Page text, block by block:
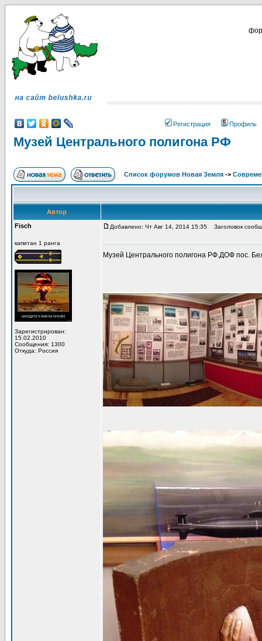
Регистрация Профиль
Музей Центрального полигона РФ
Список форумов Новая Земля ->
Автор
Fisch
капитан 1 ранга
Зарегистрирован:
15.02.2010
Сообщения: 1300
Откуда: Россия
Добавлено: Чт Авг 14, 2014 15:35 Заголовок
Музей Центрального полигона РФ.ДОФ пос.